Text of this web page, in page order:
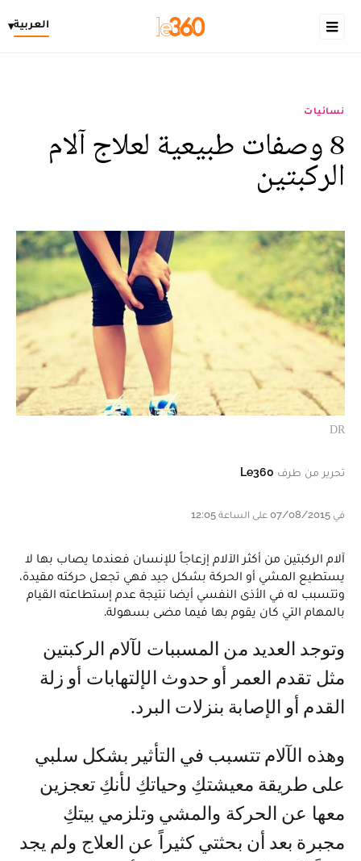
العربية▾
نسائيات
8 وصفات طبيعية لعلاج آلام
الركبتين
DR
تحرير من طرف Le360
في 07/08/2015 على الساعة 12:05
آلام الركبتين من أكثر الآلام إزعاجاً للإنسان فعندما يصاب بها لا
يستطيع المشي أو الحركة بشكل جيد فهي تجعل حركته مقيدة،
وتتسبب له في الأذى النفسي أيضا نتيجة عدم إستطاعته القيام
بالمهام التي كان يقوم بها فيما مضى بسهولة.
وتوجد العديد من المسببات لآلام الركبتين
مثل تقدم العمر أو حدوث الإلتهابات أو زلة
القدم أو الإصابة بنزلات البرد.
وهذه الآلام تتسبب في التأثير بشكل سلبي
على طريقة معيشتكِ وحياتكِ لأنكِ تعجزين
معها عن الحركة والمشي وتلزمي بيتكِ
مجبرة بعد أن بحثتي كثيراً عن العلاج ولم يجد